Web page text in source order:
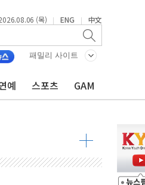
(목) | ENG | 中文
패밀리 사이트
예 스포츠 GAM
져
처리 여부도 변수